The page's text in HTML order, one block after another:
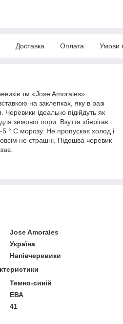
Доставка Оплата Умови
тм «Jose Amorales»
на заклепках, яку в разі
ідеально підійдуть як
зимової пори. Взуття зберігає
° С морозу. Не пропускає холод і
не страшні. Підошва черевик
Jose Amorales
Україна
Напівчеревики
Темно-синій
ЕВА
41